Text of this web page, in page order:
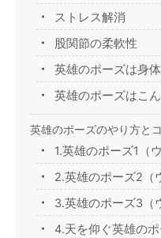
ストレス解消
股関節の柔軟性
英雄のポーズは身
英雄のポーズはこ
英雄のポーズのやり方と
1.英雄のポーズ1（
2.英雄のポーズ2（
3.英雄のポーズ3（
4.天を仰ぐ英雄の